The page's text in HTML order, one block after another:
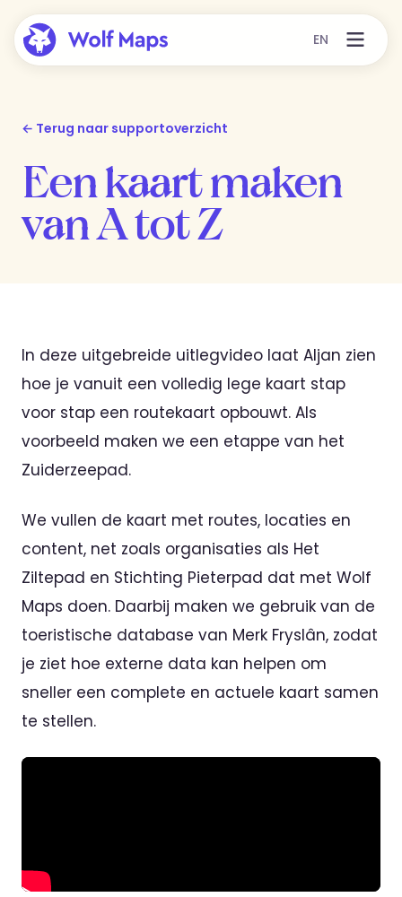
EN
← Terug naar supportoverzicht
Een kaart maken
van A tot Z
In deze uitgebreide uitlegvideo laat Aljan zien
hoe je vanuit een volledig lege kaart stap
voor stap een routekaart opbouwt. Als
voorbeeld maken we een etappe van het
Zuiderzeepad.
We vullen de kaart met routes, locaties en
content, net zoals organisaties als Het
Ziltepad en Stichting Pieterpad dat met Wolf
Maps doen. Daarbij maken we gebruik van de
toeristische database van Merk Fryslân, zodat
je ziet hoe externe data kan helpen om
sneller een complete en actuele kaart samen
te stellen.